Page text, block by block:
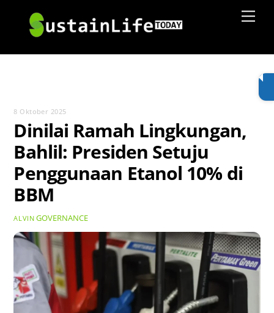
content
8 Oktober 2025
Dinilai Ramah Lingkungan,
Bahlil: Presiden Setuju
Penggunaan Etanol 10% di
BBM
ALVIN GOVERNANCE